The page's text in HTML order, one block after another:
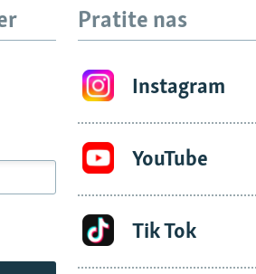
Pratite nas
Instagram
YouTube
Tik Tok